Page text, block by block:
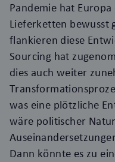
Pandemie hat
Lieferketten bewusst
flankieren diese
Sourcing hat
dies auch weiter
was eine plötzliche
wäre politischer
Dann könnte es zu